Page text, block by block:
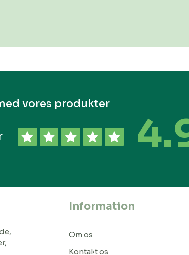
vores produkter
Information
Om os
Kontakt os